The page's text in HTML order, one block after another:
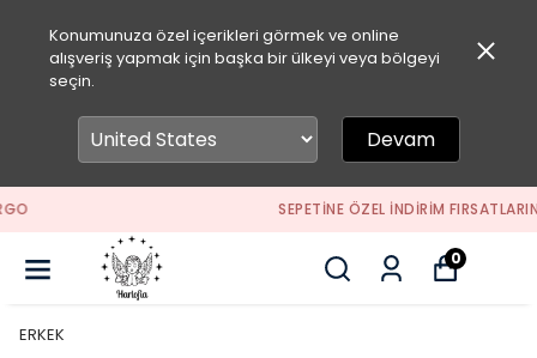
Konumunuza özel içerikleri görmek ve online
alışveriş yapmak için başka bir ülkeyi veya bölgeyi
seçin.
Devam
SEPETİNE ÖZEL İNDİRİM FIRSATLARINI KAÇIRMA
0
ERKEK